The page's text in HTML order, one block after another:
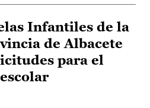
Infantiles de la
de Albacete
para el